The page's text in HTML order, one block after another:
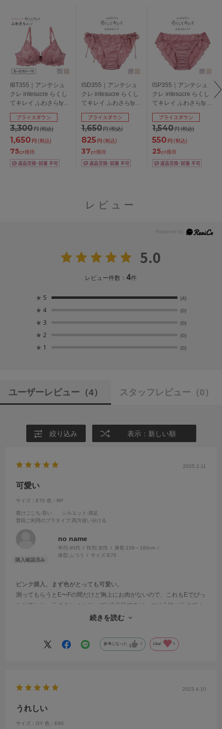
IBT355｜アンテシュ
クレ intesucre らくし
てキレイ ふわさらtype
ブラジャー単品 ナチ
ュラルバストメイク
BCDEカップ アンダー
60/65/70/75cm
3,300円(税込)
プライスダウン
1,650円 (税込)
75pt獲得
ISD355｜アンテシュ
クレ intesucre らくし
てキレイ ふわさらtype
IBT355ペア サイドリ
ボンショーツ 全3色
M・L
1,650円(税込)
プライスダウン
825円 (税込)
37pt獲得
ISP355｜アンテシュ
クレ intesucre らくし
てキレイ ふわさらtype
IBT355ペア スタンダ
ードショーツ 全3色
S・M・L
1,540円(税込)
プライスダウン
550円 (税込)
25pt獲得
レビュー
5.0
レビュー件数：4件
★ 5 (4)
★ 4 (0)
★ 3 (0)
★ 2 (0)
★ 1 (0)
ユーザーレビュー （4） スタッフレビュー （0）
絞り込み 表示：新しい順
2025.2.11
可愛い
サイズ：E70 色：RP
着けごこち:良い シルエット :満足
普段ご利用のブラタイプ :両方使い分ける
no name
年代:40代 性別:女性 身長:156～160cm
体型: ふつう サイズ:E70
ピンク購入。まず色がとっても可愛い。
測ってもらうとE〜Fの間だけど胸上にお肉がないので、これもEでぴっ
たりでした。ラクキレイシリーズは2点目ですが、つけ心地がラクでふ
わふわなのにちゃんとフィットしてくれてとても気に入ってます。着
続きを読む
参考になった 0 Like! 0
2023.4.10
うれしい
サイズ：GY 色：E60